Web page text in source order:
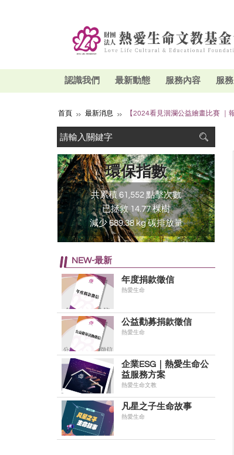
認識我們 最新動態 服務內容 服
首頁 最新消息 【2024看見洄瀾公益繪畫比賽 ｜
環保指數
共累積 61,552 點擊次數
已拯救 14.77 棵樹
減少 689.38 kg 碳排放量
NEW-最新
年度捐款徵信
熱愛生命
公益勸募捐款徵信
熱愛生命
企業ESG｜熱愛生命公
益服務方案
熱愛生命文教
凡星之子生命故事
熱愛生命